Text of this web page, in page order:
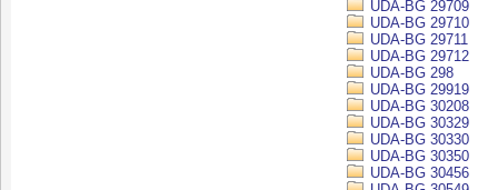
UDA-BG 29709
UDA-BG 29710
UDA-BG 29711
UDA-BG 29712
UDA-BG 298
UDA-BG 29919
UDA-BG 30208
UDA-BG 30329
UDA-BG 30330
UDA-BG 30350
UDA-BG 30456